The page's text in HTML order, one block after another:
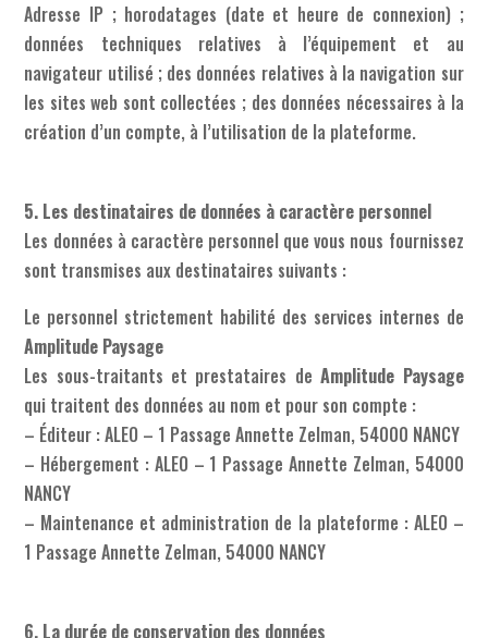
Adresse IP ; horodatages (date et heure de connexion) ;
données techniques relatives à l’équipement et au
navigateur utilisé ; des données relatives à la navigation sur
les sites web sont collectées ; des données nécessaires à la
création d’un compte, à l’utilisation de la plateforme.
5. Les destinataires de données à caractère personnel
Les données à caractère personnel que vous nous fournissez
sont transmises aux destinataires suivants :
Le personnel strictement habilité des services internes de
Amplitude Paysage
Les sous-traitants et prestataires deAmplitude Paysage
qui traitent des données au nom et pour son compte :
– Éditeur : ALEO – 1 Passage Annette Zelman, 54000 NANCY
– Hébergement : ALEO – 1 Passage Annette Zelman, 54000
NANCY
– Maintenance et administration de la plateforme : ALEO –
1 Passage Annette Zelman, 54000 NANCY
6. La durée de conservation des données